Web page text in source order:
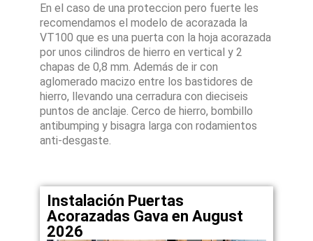
En el caso de una proteccion pero fuerte les
recomendamos el modelo de acorazada la
VT100 que es una puerta con la hoja acorazada
por unos cilindros de hierro en vertical y 2
chapas de 0,8 mm. Además de ir con
aglomerado macizo entre los bastidores de
hierro, llevando una cerradura con dieciseis
puntos de anclaje. Cerco de hierro, bombillo
antibumping y bisagra larga con rodamientos
anti-desgaste.
Instalación Puertas
Acorazadas Gava en August
2026